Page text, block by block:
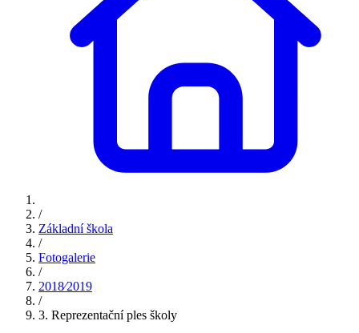
/
Základní škola
/
Fotogalerie
/
2018⁄2019
/
3. Reprezentační ples školy